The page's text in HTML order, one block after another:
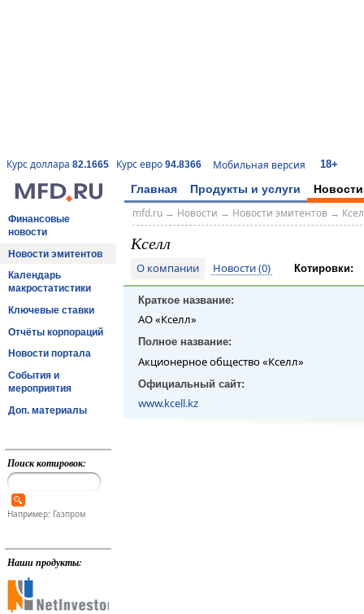
Курс доллара 82.1665 Курс евро 94.8366 Мобильная версия 18+
Главная Продукты и услуги Новости
Финансовые
новости
Новости эмитентов
Календарь
макростатистики
Ключевые ставки
Отчёты корпораций
Новости портала
События и
мероприятия
Доп. материалы
Поиск котировок:
Например: Газпром
Наши продукты:
mfd.ru→ Новости → Новости эмитентов→
Кселл
О компании Новости (0) Котировки:
Краткое название:
АО «Кселл»
Полное название:
Акционерное общество «Кселл»
Официальный сайт:
www.kcell.kz